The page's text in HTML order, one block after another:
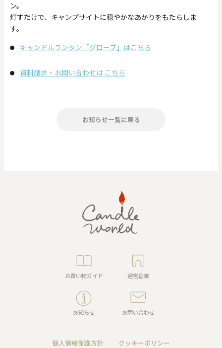
ン。
灯すだけで、キャンプサイトに穏やかなあかりをもたらしま
す。
キャンドルランタン「グローブ」はこちら
資料請求・お問い合わせは こちら
お知らせ一覧に戻る
お買い物ガイド 運営企業
お知らせ お問い合わせ
個人情報保護方針 クッキーポリシー